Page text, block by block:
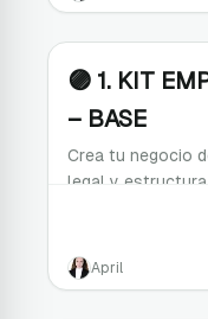
🟣 1. KIT
– BASE
Crea tu negocio
legal y
April